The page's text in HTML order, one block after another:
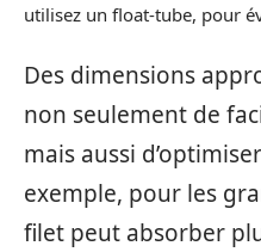
utilisez un float-tube, pour
Des dimensions
non seulement de
mais aussi
exemple, pour les
filet peut absorber